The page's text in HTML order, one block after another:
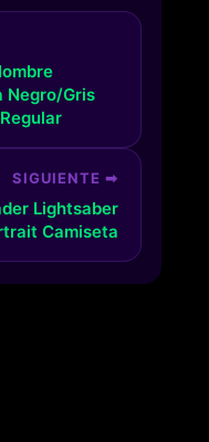
Negro/Gris
SIGUIENTE ➡
Lightsaber
Camiseta